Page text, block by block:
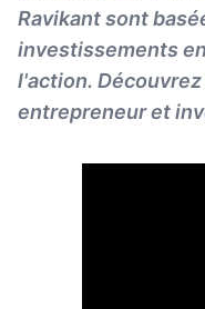
Ravikant sont
investissements
l'action.
entrepreneur et